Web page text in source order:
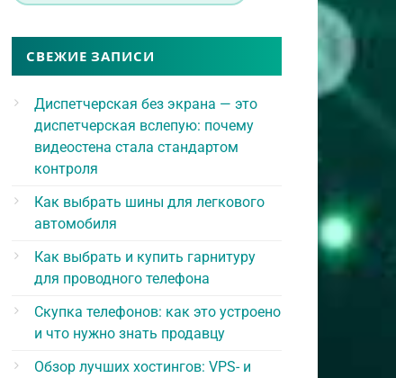
СВЕЖИЕ ЗАПИСИ
Диспетчерская без экрана — это
диспетчерская вслепую: почему
видеостена стала стандартом
контроля
Как выбрать шины для легкового
автомобиля
Как выбрать и купить гарнитуру
для проводного телефона
Скупка телефонов: как это устроено
и что нужно знать продавцу
Обзор лучших хостингов: VPS- и